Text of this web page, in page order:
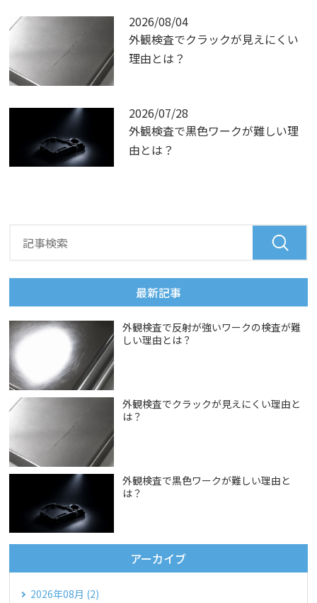
2026/08/04
外観検査でクラックが見えにくい
理由とは？
2026/07/28
外観検査で黒色ワークが難しい理
由とは？
最新記事
外観検査で反射が強いワークの検査が難
しい理由とは？
外観検査でクラックが見えにくい理由と
は？
外観検査で黒色ワークが難しい理由と
は？
アーカイブ
2026年08月 (2)